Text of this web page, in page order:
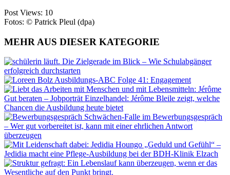
Post Views: 10
Fotos: © Patrick Pleul (dpa)
MEHR AUS DIESER KATEGORIE
Die Zielgerade im Blick – Wie Schulabgänger
erfolgreich durchstarten
Ausbildungs-ABC Folge 41: Engagement
Gut beraten – Jobporträt Einzelhandel: Jérôme Bleile zeigt, welche
Chancen die Ausbildung heute bietet
Schwächen-Falle im Bewerbungsgespräch
– Wer gut vorbereitet ist, kann mit einer ehrlichen Antwort
überzeugen
„Geduld und Gefühl“ –
Jedidia macht eine Pflege-Ausbildung bei der BDH-Klinik Elzach